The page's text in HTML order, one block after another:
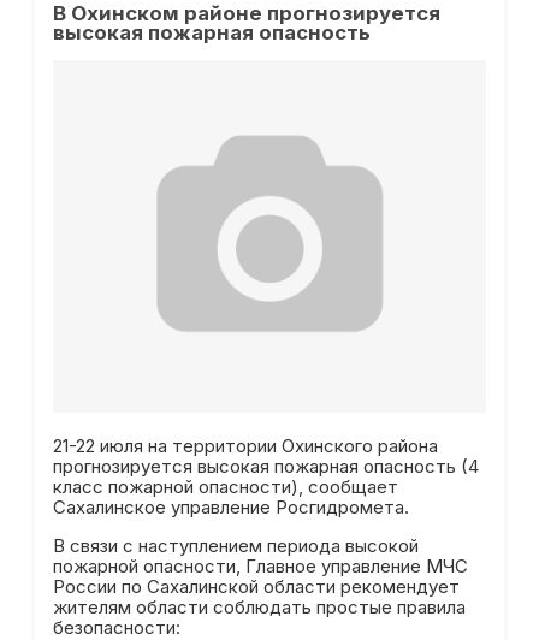
В Охинском районе прогнозируется
высокая пожарная опасность
21-22 июля на территории Охинского района
прогнозируется высокая пожарная опасность (4
класс пожарной опасности), сообщает
Сахалинское управление Росгидромета.
В связи с наступлением периода высокой
пожарной опасности, Главное управление МЧС
России по Сахалинской области рекомендует
жителям области соблюдать простые правила
безопасности: